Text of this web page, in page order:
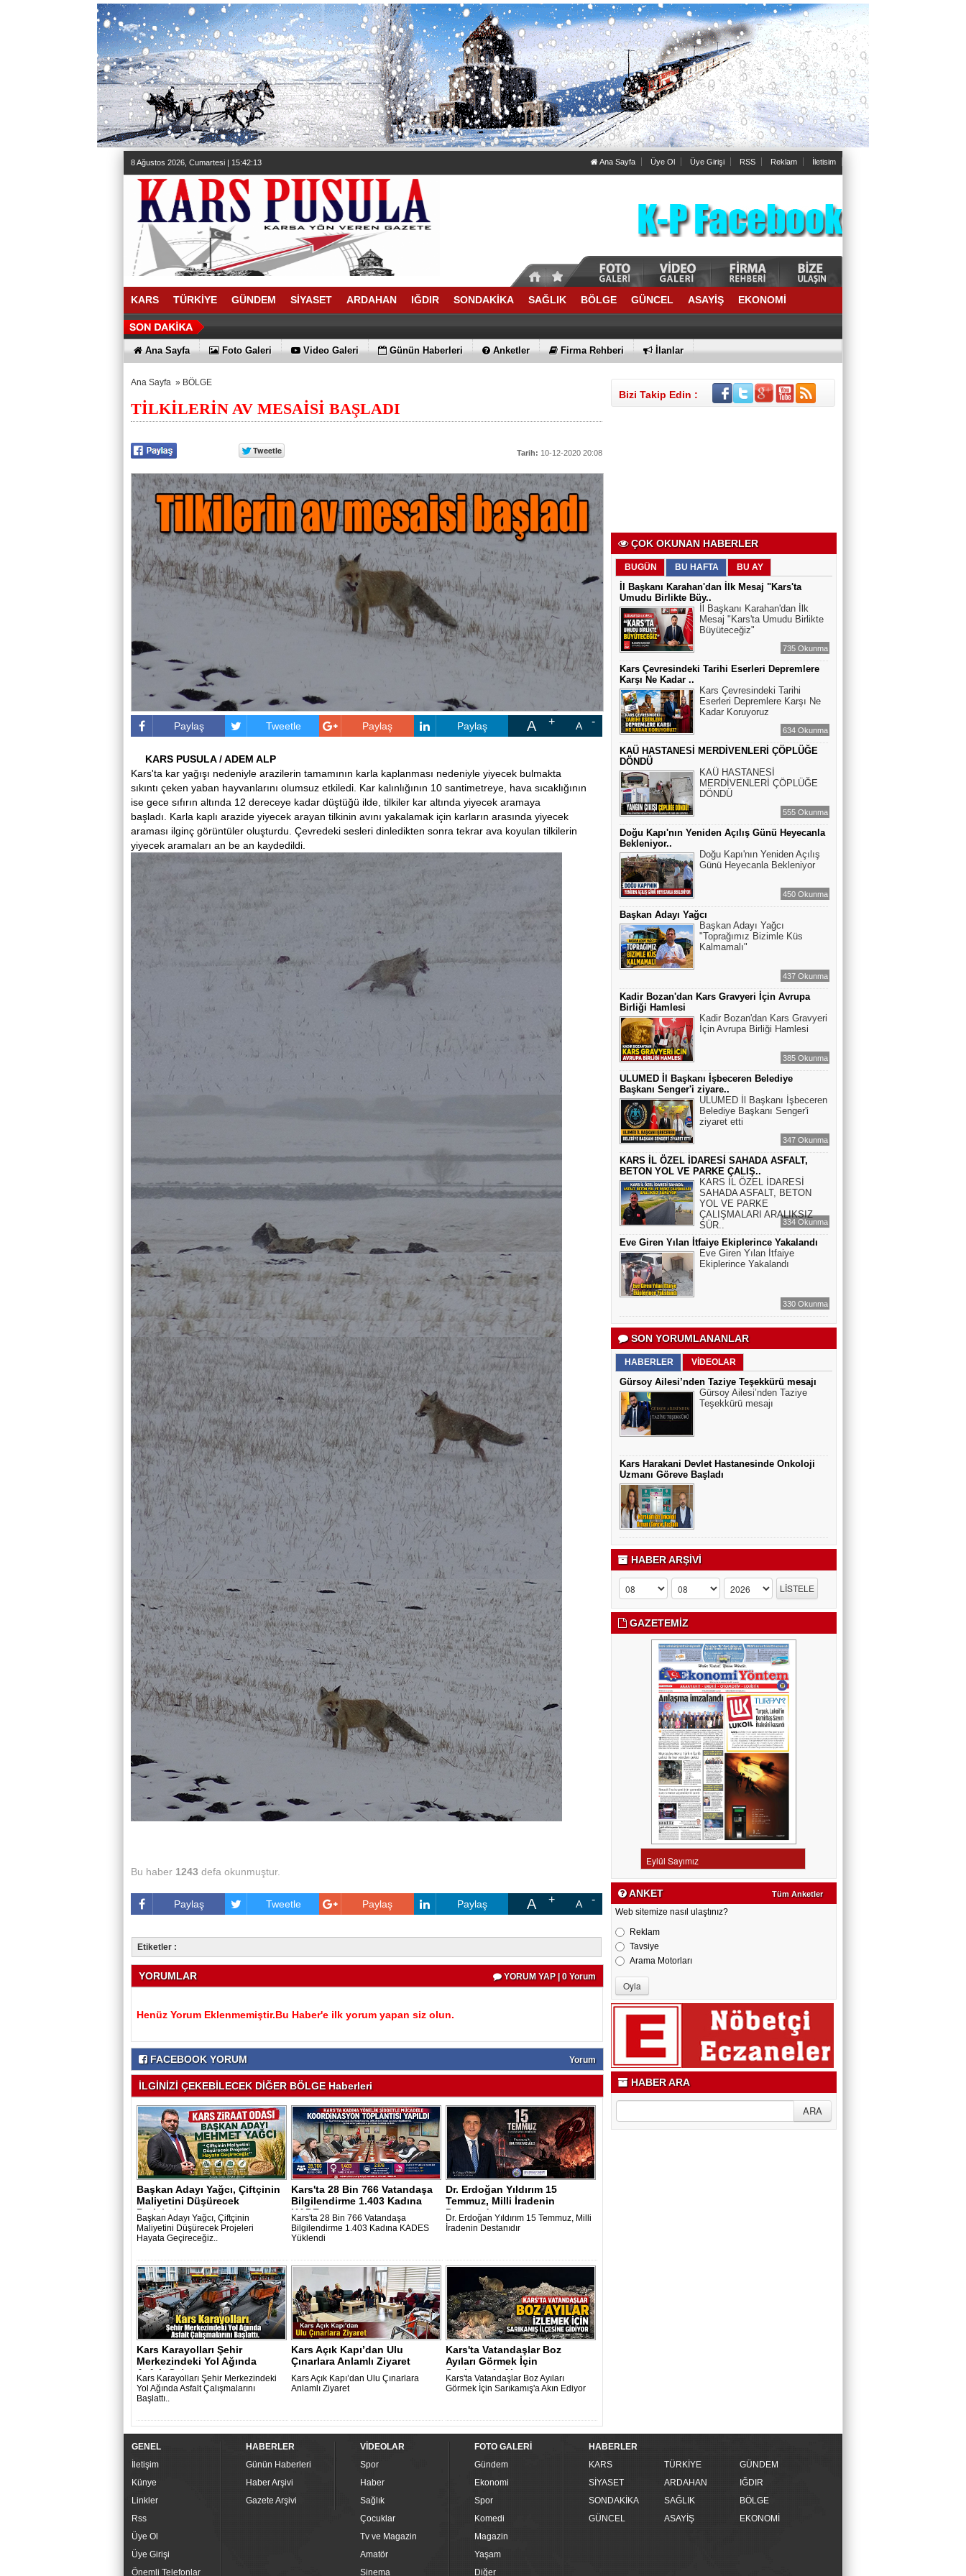
8 Ağustos 2026, Cumartesi | 15:42:14 Ana Sayfa Üye Ol Üye Girişi RSS Reklam İletisim
KARS TÜRKİYE GÜNDEM SİYASET ARDAHAN IĞDIR SONDAKİKA SAĞLIK BÖLGE GÜNCEL ASAYİŞ EKONOMİ
Ana Sayfa Foto Galeri Video Galeri Günün Haberleri Anketler Firma Rehberi İlanlar
Ana Sayfa » BÖLGE
TİLKİLERİN AV MESAİSİ BAŞLADI
Tarih: 10-12-2020 20:08
Paylaş Tweetle Paylaş Paylaş A A
KARS PUSULA / ADEM ALP
Kars'ta kar yağışı nedeniyle arazilerin tamamının karla kaplanması nedeniyle yiyecek bulmakta
sıkıntı çeken yaban hayvanlarını olumsuz etkiledi. Kar kalınlığının 10 santimetreye, hava sıcaklığının
ise gece sıfırın altında 12 dereceye kadar düştüğü ilde, tilkiler kar altında yiyecek aramaya
başladı. Karla kaplı arazide yiyecek arayan tilkinin avını yakalamak için karların arasında yiyecek
araması ilginç görüntüler oluşturdu. Çevredeki sesleri dinledikten sonra tekrar ava koyulan tilkilerin
yiyecek aramaları an be an kaydedildi.
Bu haber 1243 defa okunmuştur.
Paylaş Tweetle Paylaş Paylaş A A
Etiketler :
YORUMLAR YORUM YAP | 0 Yorum
Henüz Yorum Eklenmemiştir.Bu Haber'e ilk yorum yapan siz olun.
FACEBOOK YORUM Yorum
İLGİNİZİ ÇEKEBİLECEK DİĞER BÖLGE Haberleri
Başkan Adayı Yağcı, Çiftçinin
Maliyetini Düşürecek
Projeleri..
Başkan Adayı Yağcı, Çiftçinin
Maliyetini Düşürecek Projeleri
Hayata Geçireceğiz..
Kars'ta 28 Bin 766 Vatandaşa
Bilgilendirme 1.403 Kadına
KADE..
Kars'ta 28 Bin 766 Vatandaşa
Bilgilendirme 1.403 Kadına KADES
Yüklendi
Dr. Erdoğan Yıldırım 15
Temmuz, Milli İradenin
Destanıdır..
Dr. Erdoğan Yıldırım 15 Temmuz, Milli
İradenin Destanıdır
Kars Karayolları Şehir
Merkezindeki Yol Ağında
Asfalt Çalışm..
Kars Karayolları Şehir Merkezindeki
Yol Ağında Asfalt Çalışmalarını
Başlattı..
Kars Açık Kapı’dan Ulu
Çınarlara Anlamlı Ziyaret
Kars Açık Kapı’dan Ulu Çınarlara
Anlamlı Ziyaret
Kars'ta Vatandaşlar Boz
Ayıları Görmek İçin
Sarıkamış'a Akın..
Kars'ta Vatandaşlar Boz Ayıları
Görmek İçin Sarıkamış'a Akın Ediyor
Bizi Takip Edin :
ÇOK OKUNAN HABERLER
BUGÜN BU HAFTA BU AY
İl Başkanı Karahan'dan İlk Mesaj "Kars'ta
Umudu Birlikte Büy..
İl Başkanı Karahan'dan İlk
Mesaj "Kars'ta Umudu Birlikte
Büyüteceğiz"
735 Okunma
Kars Çevresindeki Tarihi Eserleri Depremlere
Karşı Ne Kadar ..
Kars Çevresindeki Tarihi
Eserleri Depremlere Karşı Ne
Kadar Koruyoruz
634 Okunma
KAÜ HASTANESİ MERDİVENLERİ ÇÖPLÜĞE
DÖNDÜ
KAÜ HASTANESİ
MERDİVENLERİ ÇÖPLÜĞE
DÖNDÜ
555 Okunma
Doğu Kapı'nın Yeniden Açılış Günü Heyecanla
Bekleniyor..
Doğu Kapı'nın Yeniden Açılış
Günü Heyecanla Bekleniyor
450 Okunma
Başkan Adayı Yağcı
Başkan Adayı Yağcı
"Toprağımız Bizimle Küs
Kalmamalı"
437 Okunma
Kadir Bozan'dan Kars Gravyeri İçin Avrupa
Birliği Hamlesi
Kadir Bozan'dan Kars Gravyeri
İçin Avrupa Birliği Hamlesi
385 Okunma
ULUMED İl Başkanı İşbeceren Belediye
Başkanı Senger'i ziyare..
ULUMED İl Başkanı İşbeceren
Belediye Başkanı Senger'i
ziyaret etti
347 Okunma
KARS İL ÖZEL İDARESİ SAHADA ASFALT,
BETON YOL VE PARKE ÇALIŞ..
KARS İL ÖZEL İDARESİ
SAHADA ASFALT, BETON
YOL VE PARKE
ÇALIŞMALARI ARALIKSIZ
SÜR..
334 Okunma
Eve Giren Yılan İtfaiye Ekiplerince Yakalandı
Eve Giren Yılan İtfaiye
Ekiplerince Yakalandı
330 Okunma
SON YORUMLANANLAR
HABERLER VİDEOLAR
Gürsoy Ailesi’nden Taziye Teşekkürü mesajı
Gürsoy Ailesi’nden Taziye
Teşekkürü mesajı
Kars Harakani Devlet Hastanesinde Onkoloji
Uzmanı Göreve Başladı
HABER ARŞİVİ
GAZETEMİZ
ANKET Tüm Anketler
Web sitemize nasıl ulaştınız?
Reklam
Tavsiye
Arama Motorları
HABER ARA
GENEL
İletişim
Künye
Linkler
Rss
Üye Ol
Üye Girişi
Önemli Telefonlar
HABERLER
Günün Haberleri
Haber Arşivi
Gazete Arşivi
VİDEOLAR
Spor
Haber
Sağlık
Çocuklar
Tv ve Magazin
Amatör
Sinema
FOTO GALERİ
Gündem
Ekonomi
Spor
Komedi
Magazin
Yaşam
Diğer
HABERLER
KARS
TÜRKİYE
GÜNDEM
SİYASET
ARDAHAN
IĞDIR
SONDAKİKA
SAĞLIK
BÖLGE
GÜNCEL
ASAYİŞ EKONOMİ